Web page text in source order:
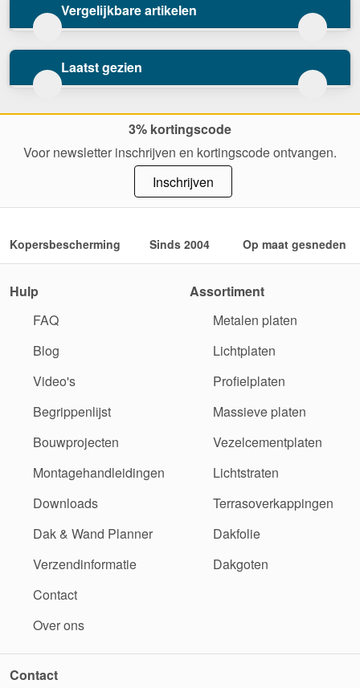
Vergelijkbare artikelen
Laatst gezien
3% kortingscode
Voor newsletter inschrijven en kortingscode ontvangen.
Inschrijven
Kopersbescherming Sinds 2004 Op maat gesneden
Hulp
FAQ
Blog
Video's
Begrippenlijst
Bouwprojecten
Montagehandleidingen
Downloads
Dak & Wand Planner
Verzendinformatie
Contact
Over ons
Assortiment
Metalen platen
Lichtplaten
Profielplaten
Massieve platen
Vezelcementplaten
Lichtstraten
Terrasoverkappingen
Dakfolie
Dakgoten
Contact